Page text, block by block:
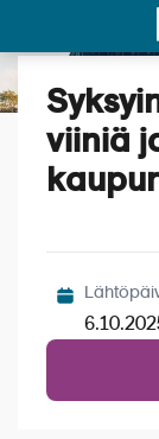
Katso kuvat
viiniä